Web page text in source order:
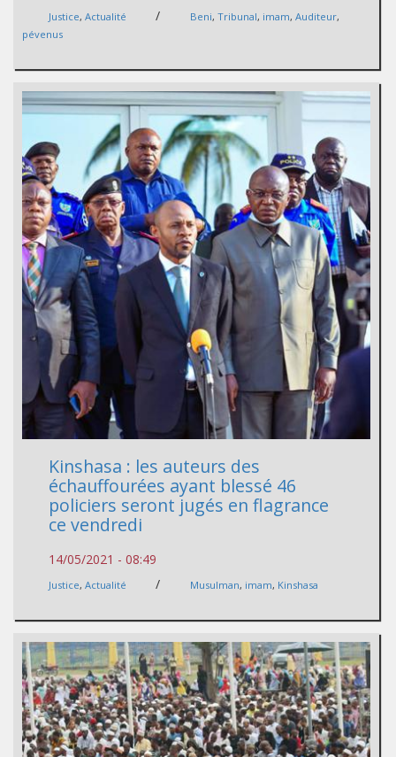
Justice, Actualité / Beni, Tribunal, imam, Auditeur,
pévenus
Kinshasa : les auteurs des
échauffourées ayant blessé 46
policiers seront jugés en flagrance
ce vendredi
14/05/2021 - 08:49
Justice, Actualité / Musulman, imam, Kinshasa